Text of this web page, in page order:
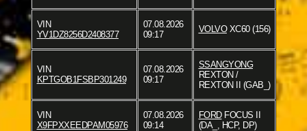
VIN
YV1DZ8256D2408377
07.08.2026
09:17
VOLVOXC60 (156)
VIN
KPTGOB1FSBP301249
07.08.2026
09:17
SSANGYONG
REXTON /
REXTON II (GAB_)
VIN
X9FPXXEEDPAM05976
07.08.2026
09:14
FORDFOCUS II
(DA_, HCP, DP)